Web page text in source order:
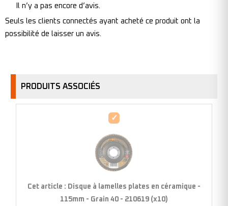
Il n’y a pas encore d’avis.
Seuls les clients connectés ayant acheté ce produit ont la
possibilité de laisser un avis.
PRODUITS ASSOCIÉS
Disque
lamelles
plates
en
Cet article : Disque à lamelles plates en céramique -
115mm - Grain 40 - 210619 (x10)